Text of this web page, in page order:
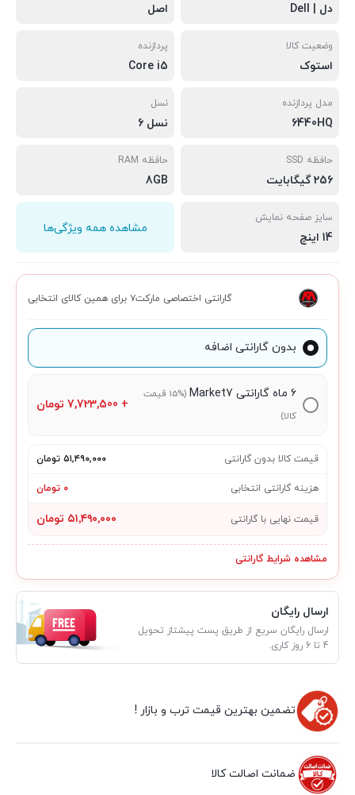
دل | Dell اصل
وضعیت کالا
استوک
پردازنده
Core i5
مدل پردازنده
6440HQ
نسل
نسل 6
حافظه SSD
256 گیگابایت
حافظه RAM
8GB
سایز صفحه نمایش
14 اینچ
مشاهده همه ویژگی‌ها
گارانتی اختصاصی مارکت۷ برای همین کالای انتخابی
بدون گارانتی اضافه
۶ ماه گارانتی Market7
(15% قیمت
کالا)
+
7,723,500 تومان
قیمت کالا بدون گارانتی ۵۱٬۴۹۰٬۰۰۰ تومان
هزینه گارانتی انتخابی ۰ تومان
قیمت نهایی با گارانتی ۵۱٬۴۹۰٬۰۰۰ تومان
مشاهده شرایط گارانتی
ارسال رایگان
ارسال رایگان سریع از طریق پست پیشتاز تحویل
4 تا 6 روز کاری.
تضمین بهترین قیمت ترب و بازار !
ضمانت اصالت کالا